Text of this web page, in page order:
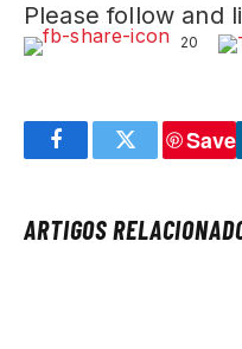
Please follow and
20
FacebookTwitter
Save
ARTIGOS